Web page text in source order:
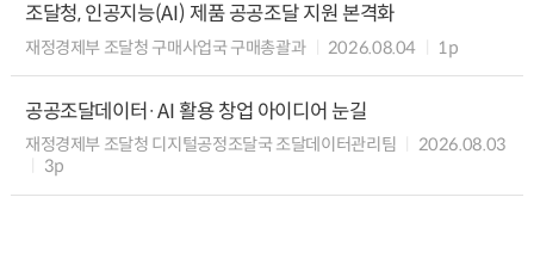
조달청, 인공지능(AI) 제품 공공조달 지원 본격화
재정경제부 조달청 구매사업국 구매총괄과 2026.08.04 1p
공공조달데이터·AI 활용 창업 아이디어 눈길
재정경제부 조달청 디지털공정조달국 조달데이터관리팀
2026.08.03
3p